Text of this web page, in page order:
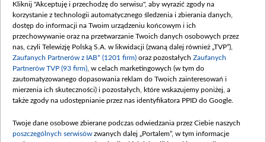
Procedura zgłoszeń wewnętrznych
Kliknij "Akceptuję i przechodzę do serwisu", aby wyrazić zgody na
korzystanie z technologii automatycznego śledzenia i zbierania danych,
dostęp do informacji na Twoim urządzeniu końcowym i ich
przechowywanie oraz na przetwarzanie Twoich danych osobowych przez
nas, czyli Telewizję Polską S.A. w likwidacji (zwaną dalej również „TVP”),
Zaufanych Partnerów z IAB* (1201 firm) oraz pozostałych Zaufanych
Partnerów TVP (93 firm) , w celach marketingowych (w tym do
zautomatyzowanego dopasowania reklam do Twoich zainteresowań i
mierzenia ich skuteczności) i pozostałych, które wskazujemy poniżej, a
także zgody na udostępnianie przez nas identyfikatora PPID do Google.
Twoje dane osobowe zbierane podczas odwiedzania przez Ciebie naszych
poszczególnych serwisów zwanych dalej „Portalem”, w tym informacje